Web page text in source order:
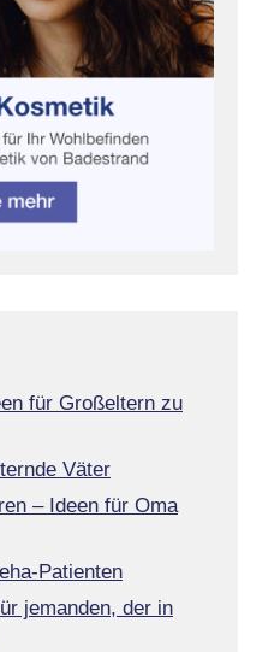
für Großeltern zu
Väter
– Ideen für Oma
Patienten
jemanden, der in